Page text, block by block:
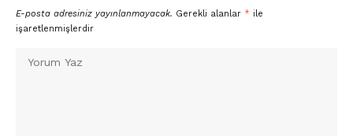
E-posta adresiniz yayınlanmayacak. Gerekli alanlar * ile
işaretlenmişlerdir